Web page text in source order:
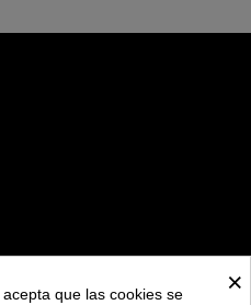
×
que las cookies se